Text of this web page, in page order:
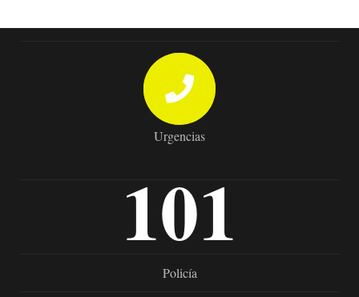
Urgencias
101
Policía